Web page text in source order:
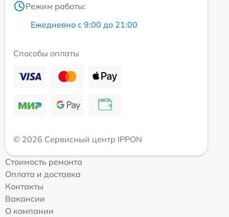
Режим работы:
Ежедневно с 9:00 до 21:00
Способы оплаты
© 2026 Сервисный центр IPPON
Стоимость ремонта
Оплата и доставка
Контакты
Вакансии
О компании